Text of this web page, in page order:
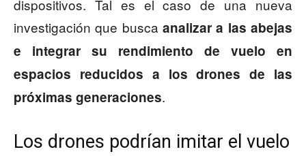
dispositivos. Tal es el caso de una nueva
investigación que busca analizar a las abejas
e integrar su rendimiento de vuelo en
espacios reducidos a los drones de las
próximas generaciones.
Los drones podrían imitar el vuelo